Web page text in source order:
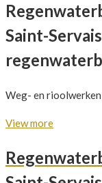
Saint-
Weg- en rioolwerken
View more